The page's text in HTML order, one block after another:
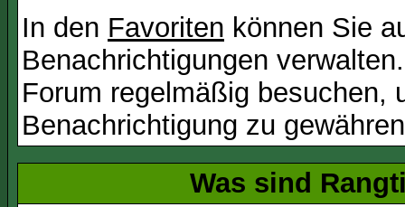
In den Favoriten können Sie
Benachrichtigungen
Forum regelmäßig besuchen,
Benachrichtigung zu
Was sind